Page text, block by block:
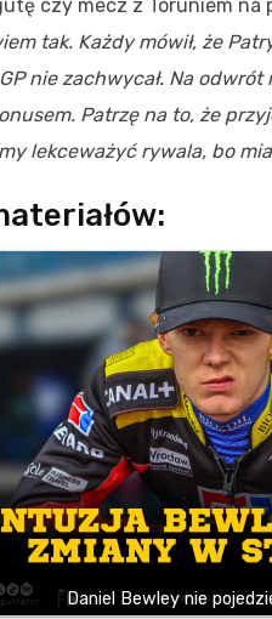
czy mecz z Toruniem
tak. Każdy mówił, że
nie zachwycał. Na
Patrzę na to, że
lekceważyć rywala, bo
Daniel Bewley nie